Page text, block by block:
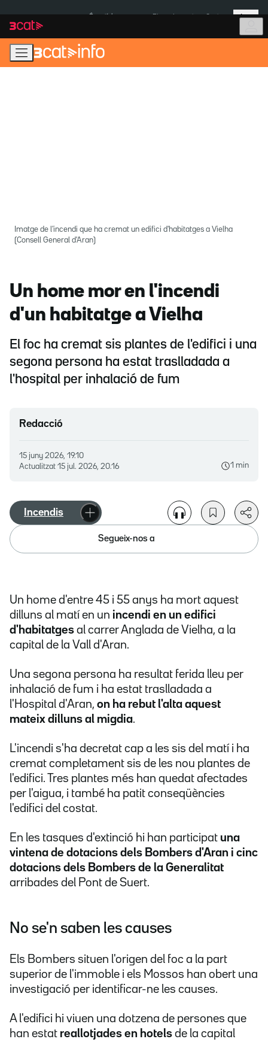
navegació
principal
contingut
Més
Imatge de l'incendi que ha cremat un edifici d'habitatges a Vielha
(Consell General d'Aran)
Un home mor en l'incendi
d'un habitatge a Vielha
El foc ha cremat sis plantes de l'edifici i una
segona persona ha estat traslladada a
l'hospital per inhalació de fum
Redacció
15 juny 2026, 19.10
Actualitzat 15 jul. 2026, 20.16 1 min
Incendis
Segueix-nos a
Un home d'entre 45 i 55 anys ha mort aquest
dilluns al matí en un incendi en un edifici
d'habitatges al carrer Anglada de Vielha, a la
capital de la Vall d'Aran.
Una segona persona ha resultat ferida lleu per
inhalació de fum i ha estat traslladada a
l'Hospital d'Aran, on ha rebut l'alta aquest
mateix dilluns al migdia.
L'incendi s'ha decretat cap a les sis del matí i ha
cremat completament sis de les nou plantes de
l'edifici. Tres plantes més han quedat afectades
per l'aigua, i també ha patit conseqüències
l'edifici del costat.
En les tasques d'extinció hi han participat una
vintena de dotacions dels Bombers d'Aran i cinc
dotacions dels Bombers de la Generalitat
arribades del Pont de Suert.
No se'n saben les causes
Els Bombers situen l'origen del foc a la part
superior de l'immoble i els Mossos han obert una
investigació per identificar-ne les causes.
A l'edifici hi viuen una dotzena de persones que
han estat reallotjades en hotels de la capital